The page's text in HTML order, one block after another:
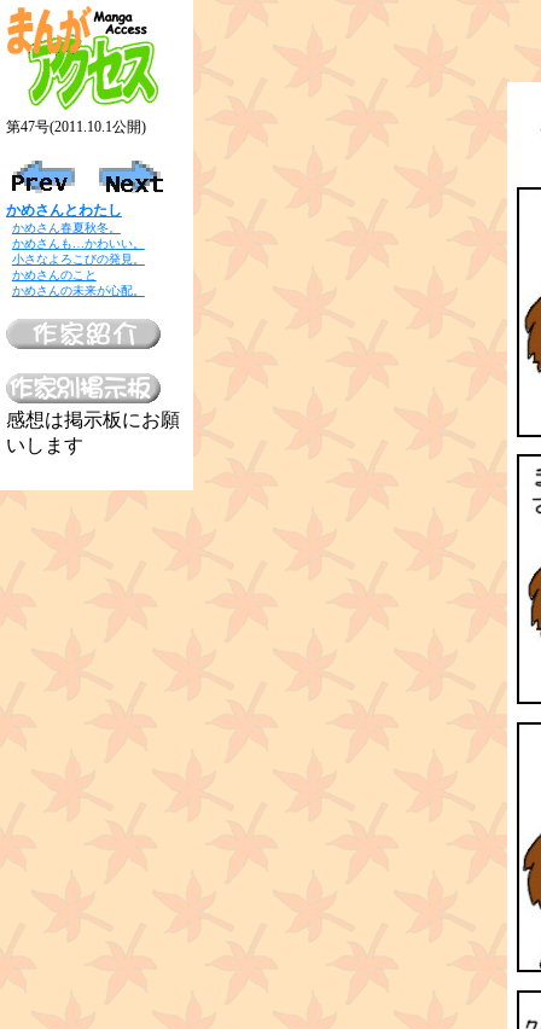
第47号(2011.10.1公開)
かめさんとわたし
かめさん春夏秋冬。
かめさんも…かわいい。
小さなよろこびの発見。
かめさんのこと
かめさんの未来が心配。
感想は掲示板にお願
いします